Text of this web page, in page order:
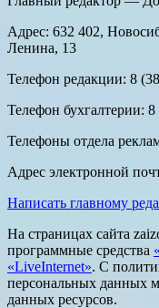
Адрес: 632 402,
Ленина, 13
Телефон редакции: 8
Телефон бухгалтерии:
Телефоны отдела
Адрес электронной
Написать главному
На страницах сайта
программные средства
«LiveInternet». С
персональных данных
данных ресурсов.